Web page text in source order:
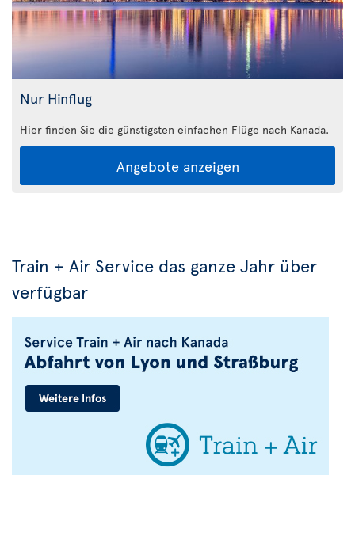
Nur Hinflug
Hier finden Sie die günstigsten einfachen Flüge nach Kanada.
Angebote anzeigen
Train + Air Service das ganze Jahr über
verfügbar